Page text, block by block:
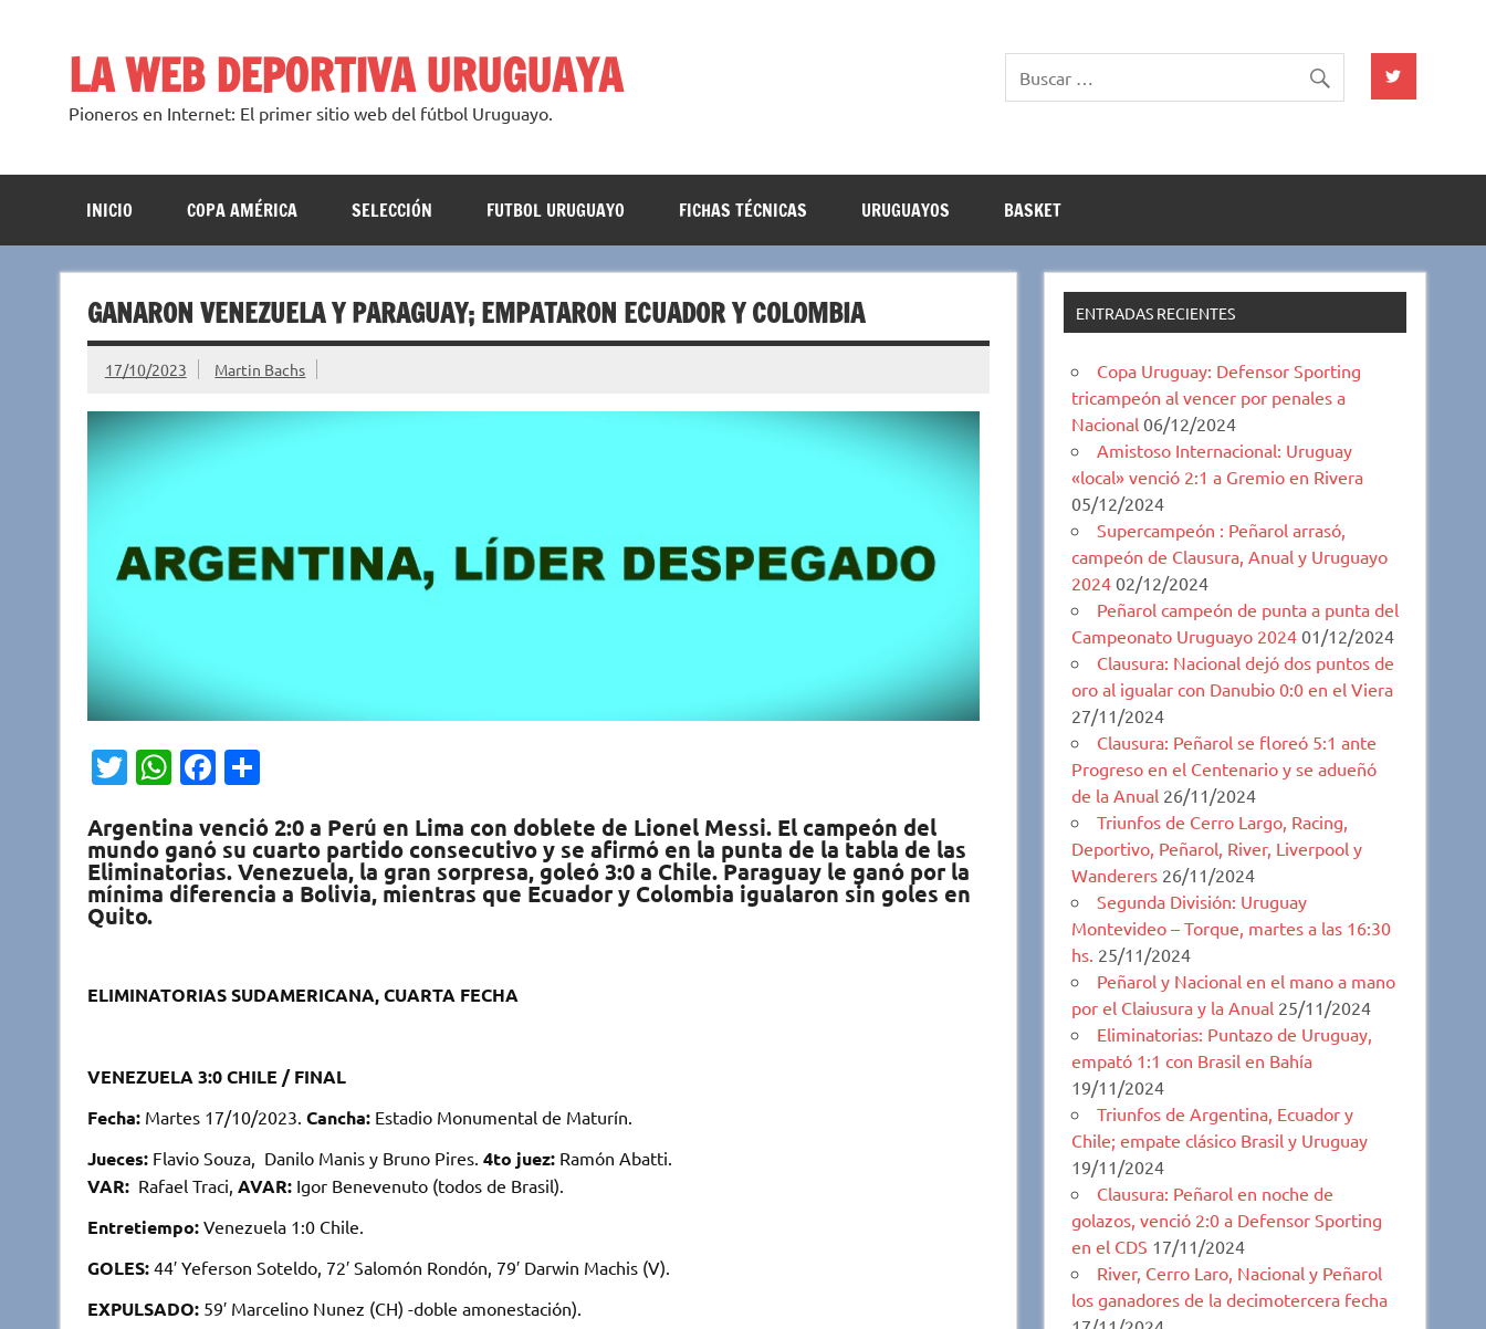
LA WEB DEPORTIVA URUGUAYA
Pioneros en Internet: El primer sitio web del fútbol Uruguayo.
INICIO COPA AMÉRICA SELECCIÓN FUTBOL URUGUAYO FICHAS TÉCNICAS URUGUAYOS BASKET
GANARON VENEZUELA Y PARAGUAY; EMPATARON ECUADOR Y COLOMBIA
17/10/2023 Martin Bachs
T
it
te
r
W
at
s
A
p
Fa
e
b
o
k
C
m
p
ar
r
Argentina venció 2:0 a Perú en Lima con doblete de Lionel Messi. El campeón del
mundo ganó su cuarto partido consecutivo y se afirmó en la punta de la tabla de las
Eliminatorias. Venezuela, la gran sorpresa, goleó 3:0 a Chile. Paraguay le ganó por la
mínima diferencia a Bolivia, mientras que Ecuador y Colombia igualaron sin goles en
Quito.
ELIMINATORIAS SUDAMERICANA, CUARTA FECHA
VENEZUELA 3:0 CHILE / FINAL
Fecha:Martes 17/10/2023. Cancha:Estadio Monumental de Maturín.
Jueces: Flavio Souza, Danilo Manis y Bruno Pires. 4to juez: Ramón Abatti.
VAR:Rafael Traci, AVAR: Igor Benevenuto (todos de Brasil).
Entretiempo:Venezuela 1:0 Chile.
GOLES:44′ Yeferson Soteldo, 72′ Salomón Rondón, 79′ Darwin Machis (V).
EXPULSADO:59′ Marcelino Nunez (CH) -doble amonestación).
ENTRADAS RECIENTES
Copa Uruguay: Defensor Sporting
tricampeón al vencer por penales a
Nacional 06/12/2024
Amistoso Internacional: Uruguay
«local» venció 2:1 a Gremio en Rivera
05/12/2024
Supercampeón : Peñarol arrasó,
campeón de Clausura, Anual y Uruguayo
2024 02/12/2024
Peñarol campeón de punta a punta del
Campeonato Uruguayo 2024 01/12/2024
Clausura: Nacional dejó dos puntos de
oro al igualar con Danubio 0:0 en el Viera
27/11/2024
Clausura: Peñarol se floreó 5:1 ante
Progreso en el Centenario y se adueñó
de la Anual 26/11/2024
Triunfos de Cerro Largo, Racing,
Deportivo, Peñarol, River, Liverpool y
Wanderers 26/11/2024
Segunda División: Uruguay
Montevideo – Torque, martes a las 16:30
hs. 25/11/2024
Peñarol y Nacional en el mano a mano
por el Claiusura y la Anual 25/11/2024
Eliminatorias: Puntazo de Uruguay,
empató 1:1 con Brasil en Bahía
19/11/2024
Triunfos de Argentina, Ecuador y
Chile; empate clásico Brasil y Uruguay
19/11/2024
Clausura: Peñarol en noche de
golazos, venció 2:0 a Defensor Sporting
en el CDS 17/11/2024
River, Cerro Laro, Nacional y Peñarol
los ganadores de la decimotercera fecha